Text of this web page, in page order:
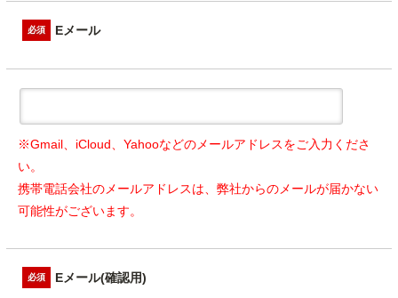
Eメール
必須
※Gmail、iCloud、Yahooなどのメールアドレスをご入力くださ
い。
携帯電話会社のメールアドレスは、弊社からのメールが届かない
可能性がございます。
Eメール(確認用)
必須